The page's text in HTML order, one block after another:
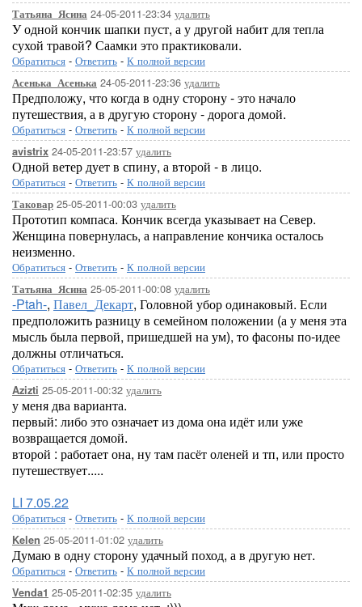
Татьяна_Ясина 24-05-2011-23:34 удалить
У одной кончик шапки пуст, а у другой набит для тепла
сухой травой? Саамки это практиковали.
Обратиться - Ответить - К полной версии
Асенька_Асенька 24-05-2011-23:36 удалить
Предположу, что когда в одну сторону - это начало
путешествия, а в другую сторону - дорога домой.
Обратиться - Ответить - К полной версии
avistrix 24-05-2011-23:57 удалить
Одной ветер дует в спину, а второй - в лицо.
Обратиться - Ответить - К полной версии
Таковар 25-05-2011-00:03 удалить
Прототип компаса. Кончик всегда указывает на Север.
Женщина повернулась, а направление кончика осталось
неизменно.
Обратиться - Ответить - К полной версии
Татьяна_Ясина 25-05-2011-00:08 удалить
-Ptah-, Павел_Декарт, Головной убор одинаковый. Если
предположить разницу в семейном положении (а у меня эта
мысль была первой, пришедшей на ум), то фасоны по-идее
должны отличаться.
Обратиться - Ответить - К полной версии
Azizti 25-05-2011-00:32 удалить
у меня два варианта.
первый: либо это означает из дома она идёт или уже
возвращается домой.
второй : работает она, ну там пасёт оленей и тп, или просто
путешествует.....
LI 7.05.22
Обратиться - Ответить - К полной версии
Kelen 25-05-2011-01:02 удалить
Думаю в одну сторону удачный поход, а в другую нет.
Обратиться - Ответить - К полной версии
Venda1 25-05-2011-02:35 удалить